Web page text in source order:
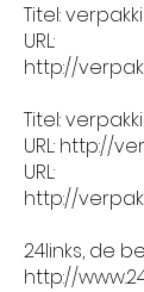
Titel:
URL:
http://
Titel:
URL: http://
URL:
http://
24links, de
http://